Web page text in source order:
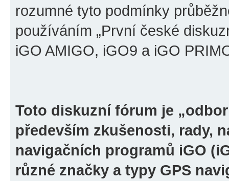
rozumné tyto podmínky
používáním „První české
iGO AMIGO, iGO9 a iGO
Toto diskuzní fórum je
především zkušenosti, rady,
navigačních programů iGO
různé značky a typy GPS